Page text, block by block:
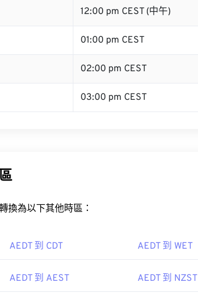
12:00 pm CEST (中午)
01:00 pm CEST
02:00 pm CEST
03:00 pm CEST
換為以下其他時區：
AEDT 到 CDT AEDT 到 WET
AEDT 到 AEST AEDT 到 NZST